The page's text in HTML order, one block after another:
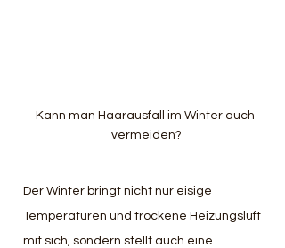
Kann man Haarausfall im Winter auch
vermeiden?
Der Winter bringt nicht nur eisige
Temperaturen und trockene Heizungsluft
mit sich, sondern stellt auch eine